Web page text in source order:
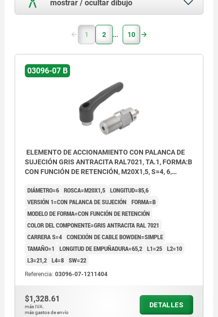
mostrar / ocultar dibujo
1) Conexión de cable Bowden simple
3) Conexión de cable Bowden simple con
tornillo de ajuste
1 2 10
03096-07 B
ELEMENTO DE ACCIONAMIENTO CON PALANCA DE
SUJECIÓN GRIS ANTRACITA RAL7021, TA.1, FORMA:B
CON FUNCIÓN DE RETENCIÓN, M20X1,5, S=4, 6,
COMP:TERMOPLÁSTICO
DIÁMETRO=6 ROSCA=M20X1,5 LONGITUD=85,6
VERSIÓN 1=CON PALANCA DE SUJECIÓN FORMA=B
MODELO DE FORMA=CON FUNCIÓN DE RETENCIÓN
COLOR DEL COMPONENTE=GRIS ANTRACITA RAL 7021
CARRERA S=4 CONEXIÓN DE CABLE BOWDEN=SIMPLE
TAMAÑO=1
LONGITUD DE EMPUÑADURA=65,2 L1=25 L2=10
L3=21,2 L4=8 SW=22
Referencia: 03096-07-1211404
$1,328.61
más IVA.
más gastos de envío
DETALLES